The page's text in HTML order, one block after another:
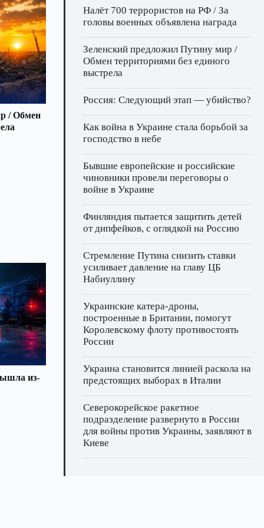
/ Обмен
из-
Налёт 700 террористов на РФ / За
головы военных объявлена награда
Зеленский предложил Путину мир /
Обмен территориями без единого
выстрела
Россия: Следующий этап — убийство?
Как война в Украине стала борьбой за
господство в небе
Бывшие европейские и российские
чиновники провели переговоры о
войне в Украине
Финляндия пытается защитить детей
от дипфейков, с оглядкой на Россию
Стремление Путина снизить ставки
усиливает давление на главу ЦБ
Набиуллину
Украинские катера‑дроны,
построенные в Британии, помогут
Королевскому флоту противостоять
России
Украина становится линией раскола на
предстоящих выборах в Италии
Северокорейское ракетное
подразделение развернуто в России
для войны против Украины, заявляют в
Киеве